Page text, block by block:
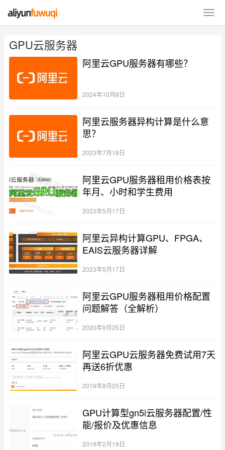
GPU云服务器
阿里云GPU服务器有哪些？
2024年10月8日
阿里云服务器异构计算是什么意
思？
2023年7月18日
阿里云GPU服务器租用价格表按
年月、小时和学生费用
2023年5月17日
阿里云异构计算GPU、FPGA、
EAIS云服务器详解
2023年5月17日
阿里云GPU服务器租用价格配置
问题解答（全解析）
2020年9月25日
阿里云GPU云服务器免费试用7天
再送6折优惠
2019年8月25日
GPU计算型gn5i云服务器配置/性
能/报价及优惠信息
2019年2月19日